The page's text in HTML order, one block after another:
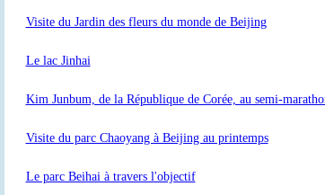
Visite du Jardin des fleurs du monde de Beijing
Le lac Jinhai
Kim Junbum, de la République de Corée, au semi-
Visite du parc Chaoyang à Beijing au printemps
Le parc Beihai à travers l'objectif